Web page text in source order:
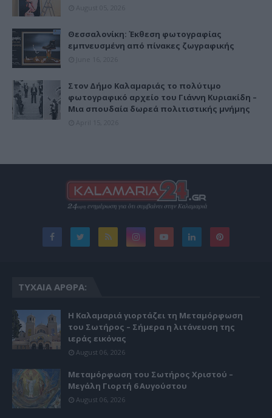
Θεσσαλονίκη: Έκθεση φωτογραφίας
εμπνευσμένη από πίνακες ζωγραφικής
Στον Δήμο Καλαμαριάς το πολύτιμο
φωτογραφικό αρχείο του Γιάννη Κυριακίδη –
Μια σπουδαία δωρεά πολιτιστικής μνήμης
ΤΥΧΑΊΑ ΆΡΘΡΑ:
Η Καλαμαριά γιορτάζει τη Μεταμόρφωση
του Σωτήρος – Σήμερα η λιτάνευση της
ιεράς εικόνας
August 06, 2026
Μεταμόρφωση του Σωτήρος Χριστού –
Μεγάλη Γιορτή 6 Αυγούστου
August 06, 2026